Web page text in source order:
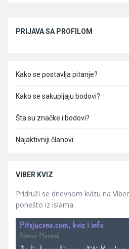
PRIJAVA SA PROFILOM
Kako se postavlja pitanje?
Kako se sakupljaju bodovi?
Šta su značke i bodovi?
Najaktivniji članovi
VIBER KVIZ
Pridruži se dnevnom kvizu na
ponešto iz islama.